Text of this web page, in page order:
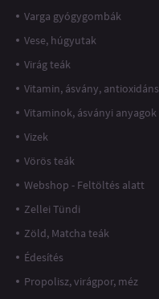
Varga gyógygombák
Vese, húgyutak
Virág teák
Vitamin, ásvány, antioxidáns
Vitaminok, ásványi anyagok
Vizek
Vörös teák
Webshop - Feltöltés alatt
Zellei Tündi
Zöld, Matcha teák
Édesítés
Propolisz, virágpor, méz